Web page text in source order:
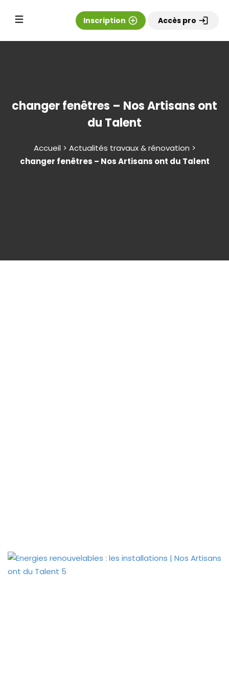
Inscription add_circle_outline Accès pro login
changer fenêtres – Nos Artisans ont
du Talent
Accueil > Actualités travaux & rénovation >
changer fenêtres – Nos Artisans ont du Talent